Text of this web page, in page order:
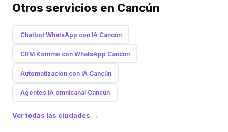
Otros servicios en Cancún
Chatbot WhatsApp con IA Cancún
CRM Kommo con WhatsApp Cancún
Automatización con IA Cancún
Agentes IA omnicanal Cancún
Ver todas las ciudades →